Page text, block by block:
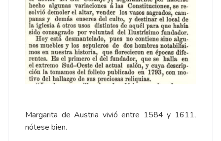
Margarita de Austria vivió entre 1584 y 1611,
nótese bien.